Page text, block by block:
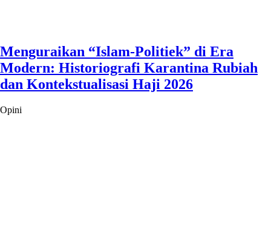
Menguraikan “Islam-Politiek” di Era
Modern: Historiografi Karantina Rubiah
dan Kontekstualisasi Haji 2026
Opini